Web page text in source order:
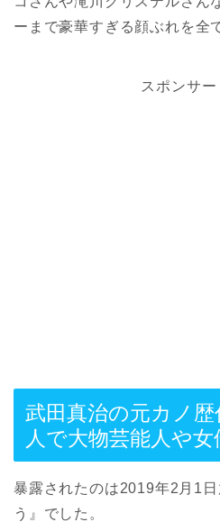
ーまで豪華すぎる顔ぶれを全
スポンサー
武田真治の元カノ歴
人で大物芸能人や女
暴露されたのは2019年2月1
う』でした。